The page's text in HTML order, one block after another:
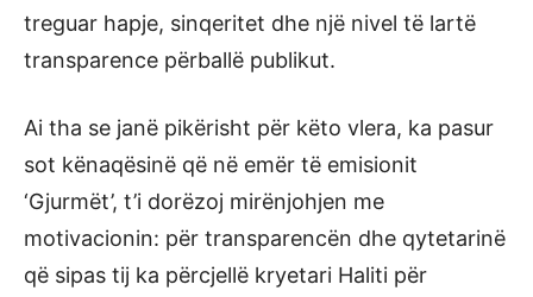
treguar hapje, sinqeritet dhe një nivel të lartë
transparence përballë publikut.
Ai tha se janë pikërisht për këto vlera, ka pasur
sot kënaqësinë që në emër të emisionit
‘Gjurmët’, t’i dorëzoj mirënjohjen me
motivacionin: për transparencën dhe qytetarinë
që sipas tij ka përcjellë kryetari Haliti për